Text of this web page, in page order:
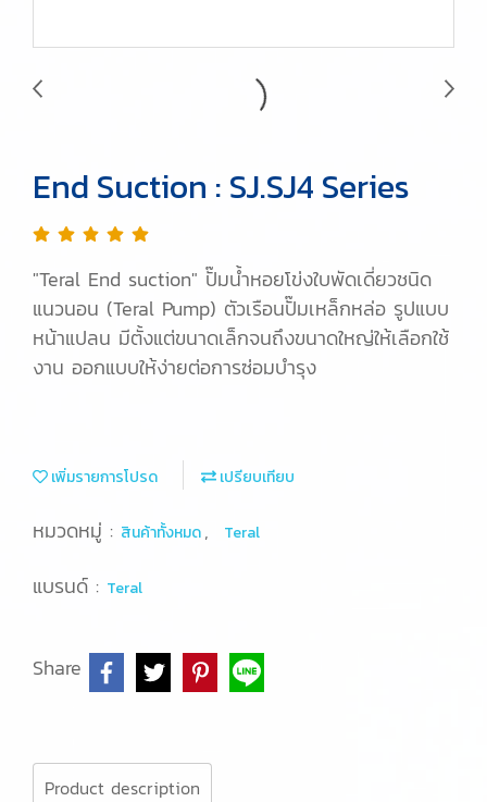
End Suction : SJ.SJ4 Series
"Teral End suction" ปั๊มน้ำหอยโข่งใบพัดเดี่ยวชนิด
แนวนอน (Teral Pump) ตัวเรือนปั๊มเหล็กหล่อ รูปแบบ
หน้าแปลน มีตั้งแต่ขนาดเล็กจนถึงขนาดใหญ่ให้เลือกใช้
งาน ออกแบบให้ง่ายต่อการซ่อมบำรุง
เพิ่มรายการโปรด เปรียบเทียบ
หมวดหมู่ : สินค้าทั้งหมด, Teral
แบรนด์ : Teral
Share
Product description